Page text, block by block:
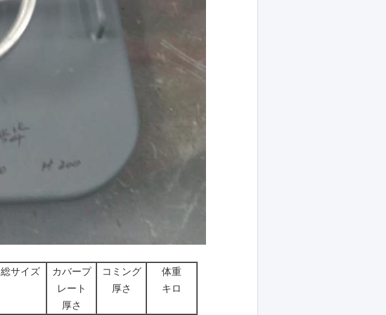
総サイズ
カバープ
レート
厚さ
コミング
厚さ
体重
キロ